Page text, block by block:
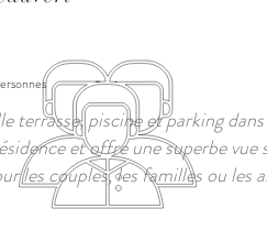
terrasse, piscine et parking
et offre une superbe vue
les couples, les familles ou les